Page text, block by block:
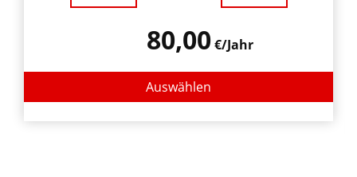
80,00€/Jahr
Auswählen